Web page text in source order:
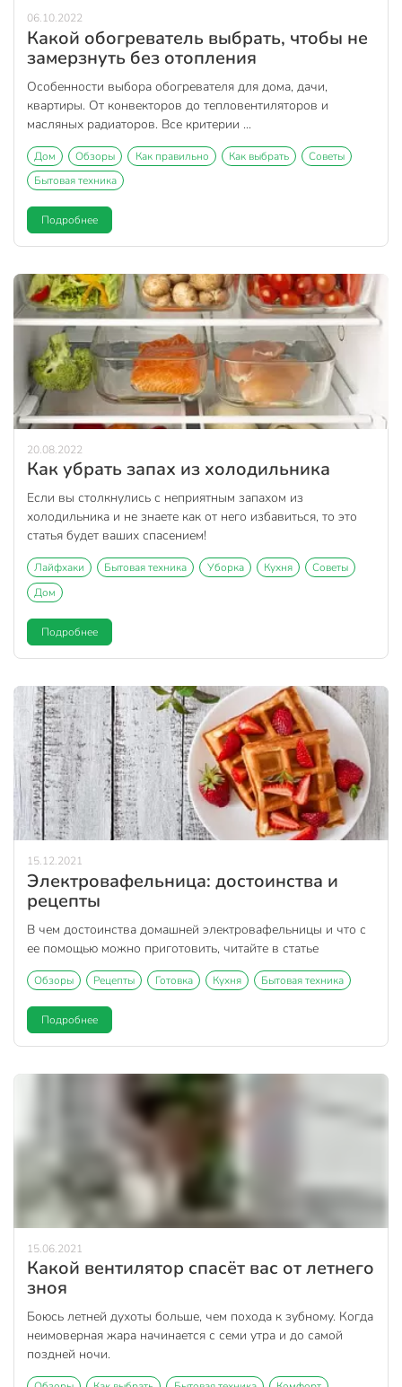
Какой обогреватель выбрать, чтобы не
замерзнуть без отопления
06.10.2022
Особенности выбора обогревателя для дома, дачи,
квартиры. От конвекторов до тепловентиляторов и
масляных радиаторов. Все критерии ...
Дом Обзоры Как правильно Как выбрать
Советы
Бытовая техника
Подробнее
Как убрать запах из холодильника
20.08.2022
Если вы столкнулись с неприятным запахом из
холодильника и не знаете как от него избавиться, то это
статья будет ваших спасением!
Лайфхаки Бытовая техника Уборка Кухня
Советы
Дом
Подробнее
Электровафельница: достоинства и
рецепты
15.12.2021
В чем достоинства домашней электровафельницы и что с
ее помощью можно приготовить, читайте в статье
Обзоры Рецепты Готовка Кухня Бытовая техника
Подробнее
Какой вентилятор спасёт вас от летнего
зноя
15.06.2021
Боюсь летней духоты больше, чем похода к зубному. Когда
неимоверная жара начинается с семи утра и до самой
поздней ночи.